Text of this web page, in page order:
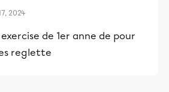
2024
de 1er anne de pour
reglette